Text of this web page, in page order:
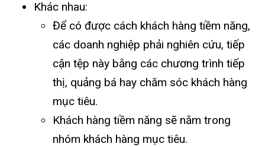
Khác nhau:
Để có được cách khách hàng tiềm năng,
các doanh nghiệp phải nghiên cứu, tiếp
cận tệp này bằng các chương trình tiếp
thị, quảng bá hay chăm sóc khách hàng
mục tiêu.
Khách hàng tiềm năng sẽ nằm trong
nhóm khách hàng mục tiêu.